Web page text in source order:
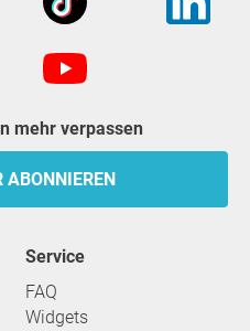
mehr verpassen
ABONNIEREN
Service
FAQ
Widgets